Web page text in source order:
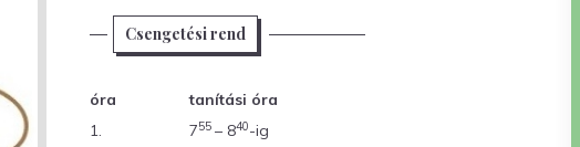
Csengetési rend
óra
tanítási óra
1.
755 – 840-ig